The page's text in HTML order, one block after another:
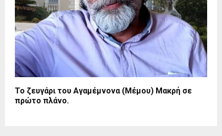
Το ζευγάρι του Αγαμέμνονα (Μέμου) Μακρή σε
πρώτο πλάνο.